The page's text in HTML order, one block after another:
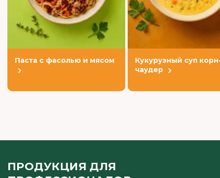
Паста с фасолью и мясом
Кукурузный суп
чаудер
ПРОДУКЦИЯ ДЛЯ